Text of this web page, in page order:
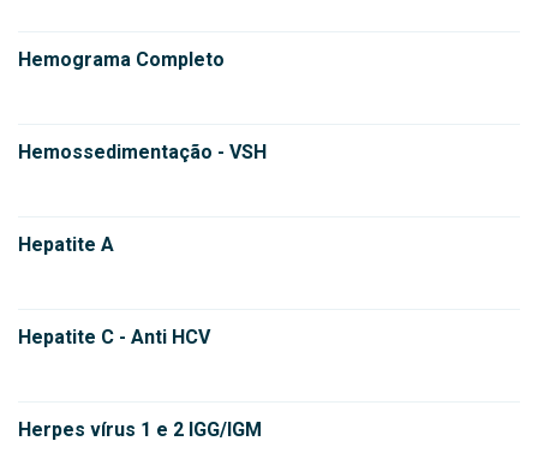
Hemograma Completo
Hemossedimentação - VSH
Hepatite A
Hepatite C - Anti HCV
Herpes vírus 1 e 2 IGG/IGM